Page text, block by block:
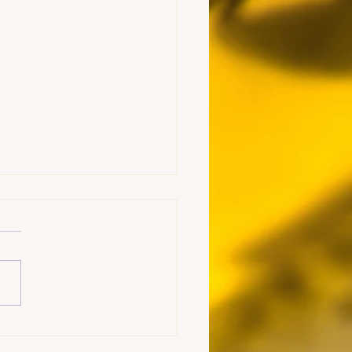
à la crème au poivre